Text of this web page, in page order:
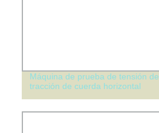
Máquina de prueba de tensión de
tracción de cuerda horizontal